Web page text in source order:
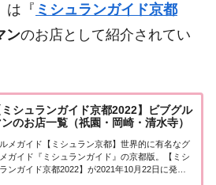
は『 ミシュランガイド京都
ンのお店として紹介されてい
ミシュランガイド京都2022】ビブグル
ンのお店一覧（祇園・岡崎・清水寺）
メガイド【ミシュラン京都】世界的に有名なグ
ガイド『ミシュランガイド』の京都版。【ミシ
ンガイド京都2022】が2021年10月22日に発